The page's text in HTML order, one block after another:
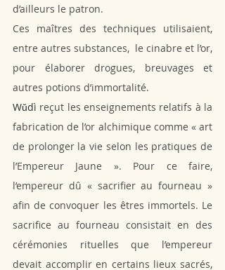
d’ailleurs le patron.
Ces maîtres des techniques utilisaient,
entre autres substances,  le cinabre et l’or,
pour élaborer drogues, breuvages et
autres potions d’immortalité.
Wǔdì reçut les enseignements relatifs à la
fabrication de l’or alchimique comme « art
de prolonger la vie selon les pratiques de
l’Empereur Jaune ». Pour ce faire,
l’empereur dû « sacrifier au fourneau »
afin de convoquer les êtres immortels. Le
sacrifice au fourneau consistait en des
cérémonies rituelles que l’empereur
devait accomplir en certains lieux sacrés,